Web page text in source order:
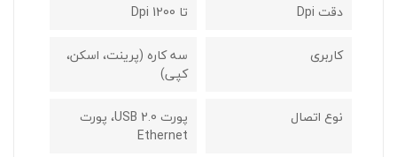
دقت Dpi
تا 1200 Dpi
کاربری
سه کاره (پرینت، اسکن،
کپی)
نوع اتصال
پورت USB 2.0، پورت
Ethernet